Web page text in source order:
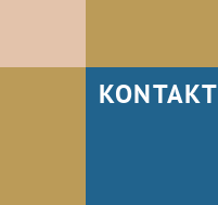
KONTAKT